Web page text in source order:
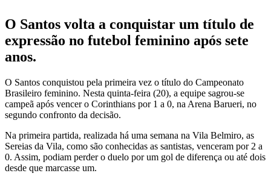
O Santos volta a conquistar um título de
expressão no futebol feminino após sete
anos.
O Santos conquistou pela primeira vez o título do Campeonato
Brasileiro feminino. Nesta quinta-feira (20), a equipe sagrou-se
campeã após vencer o Corinthians por 1 a 0, na Arena Barueri, no
segundo confronto da decisão.
Na primeira partida, realizada há uma semana na Vila Belmiro, as
Sereias da Vila, como são conhecidas as santistas, venceram por 2 a
0. Assim, podiam perder o duelo por um gol de diferença ou até dois
desde que marcasse um.